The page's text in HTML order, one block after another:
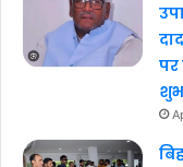
पर